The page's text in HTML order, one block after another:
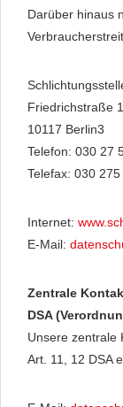
Darüber hinaus
Friedrichstraße
10117 Berlin3
Telefon: 030 27
Telefax: 030
Internet:
E-Mail:
Zentrale
DSA
Unsere zentrale
Art. 11, 12 DSA